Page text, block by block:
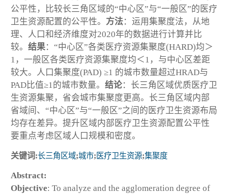
公平性，比较长三角区域的“中心区”与“一般区”的医疗
卫生资源配置的公平性。 方法：运用集聚度法，从地
理、人口和经济维度对2020年的数据进行计算并比
较。 结果：“中心区”各类医疗资源集聚度(HARD)均＞
1，一般区各类医疗资源集聚度均＜1，与中心区差距
较大。人口集聚度(PAD) ≥1 的城市数量超过HRAD与
PAD比值≥1的城市数量。 结论：长三角区域优质医疗卫
生资源集聚，省会城市集聚度更高。长三角区域内部
省域间、“中心区”与“一般区”之间的医疗卫生资源布局
均存在差异。提升区域内部医疗卫生资源配置公平性
要重点考虑区域人口规模和密度。
关键词:长三角区域;城市; 医疗卫生资源;集聚度
Abstract:
Objective: To analyze and the agglomeration degree of